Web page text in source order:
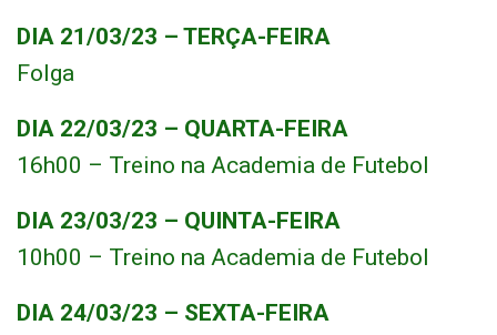
DIA 21/03/23 – TERÇA-FEIRA
Folga
DIA 22/03/23 – QUARTA-FEIRA
16h00 – Treino na Academia de Futebol
DIA 23/03/23 – QUINTA-FEIRA
10h00 – Treino na Academia de Futebol
DIA 24/03/23 – SEXTA-FEIRA